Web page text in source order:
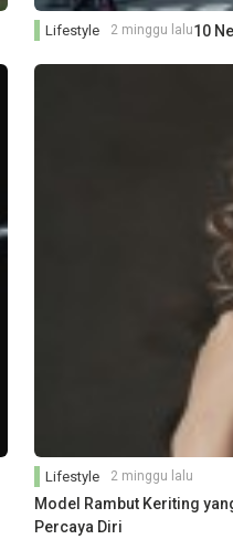
Lifestyle 2 minggu lalu10
Lifestyle 2 minggu lalu
Model Rambut Keriting
Percaya Diri